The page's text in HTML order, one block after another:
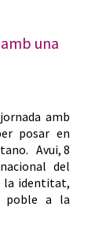
una
amb
posar en
Avui, 8
del
la identitat,
poble a la